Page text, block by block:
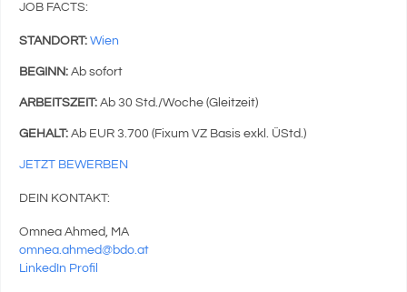
JOB FACTS:
STANDORT: Wien
BEGINN: Ab sofort
ARBEITSZEIT: Ab 30 Std./Woche (Gleitzeit)
GEHALT: Ab EUR 3.700 (Fixum VZ Basis exkl. ÜStd.)
JETZT BEWERBEN
DEIN KONTAKT:
Omnea Ahmed, MA
omnea.ahmed@bdo.at
LinkedIn Profil